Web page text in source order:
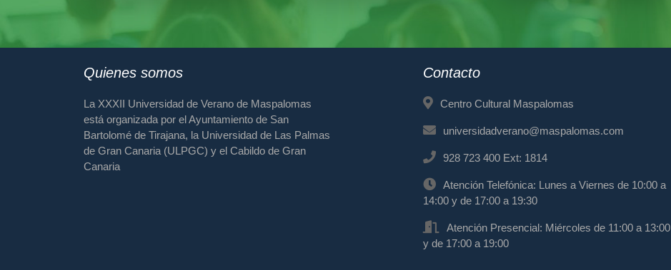
Quienes somos
La XXXII Universidad de Verano de Maspalomas
está organizada por el Ayuntamiento de San
Bartolomé de Tirajana, la Universidad de Las Palmas
de Gran Canaria (ULPGC) y el Cabildo de Gran
Canaria
Contacto
Centro Cultural Maspalomas
universidadverano@maspalomas.com
928 723 400 Ext: 1814
Atención Telefónica: Lunes a Viernes de 10:00 a
14:00 y de 17:00 a 19:30
Atención Presencial: Miércoles de 11:00 a 13:00
y de 17:00 a 19:00